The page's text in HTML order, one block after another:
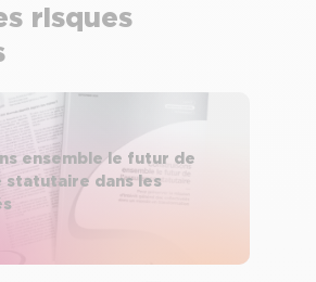
risques
ensemble le futur de
statutaire dans les